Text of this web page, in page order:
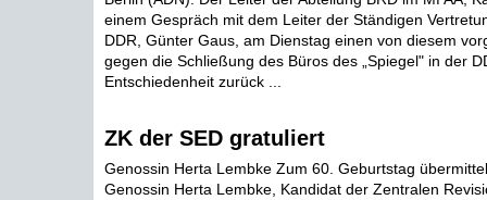
einem Gespräch mit dem Leiter der Ständigen
DDR, Günter Gaus, am Dienstag einen von diesem
gegen die Schließung des Büros des „Spiegel" in der
Entschiedenheit zurück ...
ZK der SED gratuliert
Genossin Herta Lembke Zum 60. Geburtstag
Genossin Herta Lembke, Kandidat der Zentralen